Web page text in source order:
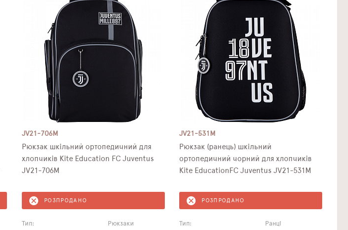
JV21-706M
Рюкзак шкільний ортопедичний для
хлопчиків Kite Education FC Juventus
JV21-706M
РОЗПРОДАНО
Тип:
Рюкзаки
JV21-531M
Рюкзак (ранець) шкільний
ортопедичний чорний для хлопчиків
Kite EducationFC Juventus JV21-531M
РОЗПРОДАНО
Тип:
Ранці